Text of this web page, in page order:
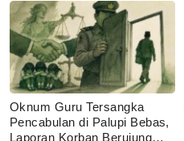
Oknum Guru Tersangka
Pencabulan di Palupi Bebas,
Laporan Korban Berujung